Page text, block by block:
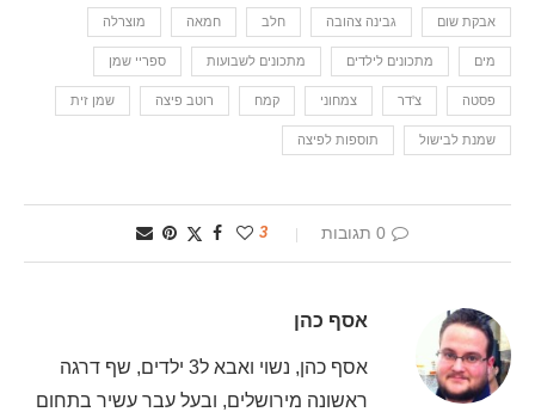
אבקת שום גבינה צהובה חלב חמאה מוצרלה
מים מתכונים לילדים מתכונים לשבועות ספריי שמן
פסטה צ'דר צמחוני קמח רוטב פיצה שמן זית
שמנת לבישול תוספות לפיצה
0 תגובות 3
אסף כהן
אסף כהן, נשוי ואבא ל3 ילדים, שף דרגה
ראשונה מירושלים, ובעל עבר עשיר בתחום